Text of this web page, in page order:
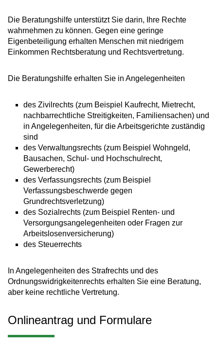
Die Beratungshilfe unterstützt Sie darin, Ihre Rechte
wahrnehmen zu können. Gegen eine geringe
Eigenbeteiligung erhalten Menschen mit niedrigem
Einkommen Rechtsberatung und Rechtsvertretung.
Die Beratungshilfe erhalten Sie in Angelegenheiten
des Zivilrechts (zum Beispiel Kaufrecht, Mietrecht,
nachbarrechtliche Streitigkeiten, Familiensachen) und
in Angelegenheiten, für die Arbeitsgerichte zuständig
sind
des Verwaltungsrechts (zum Beispiel Wohngeld,
Bausachen, Schul- und Hochschulrecht,
Gewerberecht)
des Verfassungsrechts (zum Beispiel
Verfassungsbeschwerde gegen
Grundrechtsverletzung)
des Sozialrechts (zum Beispiel Renten- und
Versorgungsangelegenheiten oder Fragen zur
Arbeitslosenversicherung)
des Steuerrechts
In Angelegenheiten des Strafrechts und des
Ordnungswidrigkeitenrechts erhalten Sie eine Beratung,
aber keine rechtliche Vertretung.
Onlineantrag und Formulare